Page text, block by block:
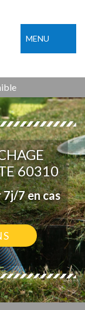
MENU
60310
7 en cas